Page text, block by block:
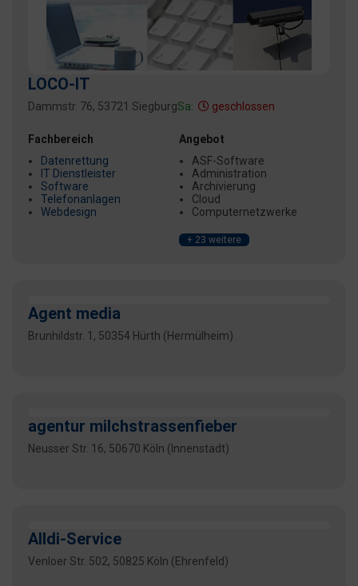
LOCO-IT
Dammstr. 76, 53721 SiegburgSa: geschlossen
Fachbereich
Datenrettung
IT Dienstleister
Software
Telefonanlagen
Webdesign
Angebot
ASF-Software
Administration
Archivierung
Cloud
Computernetzwerke
+ 23 weitere
Agent media
Brunhildstr. 1, 50354 Hürth (Hermülheim)
agentur milchstrassenfieber
Neusser Str. 16, 50670 Köln (Innenstadt)
Alldi-Service
Venloer Str. 502, 50825 Köln (Ehrenfeld)